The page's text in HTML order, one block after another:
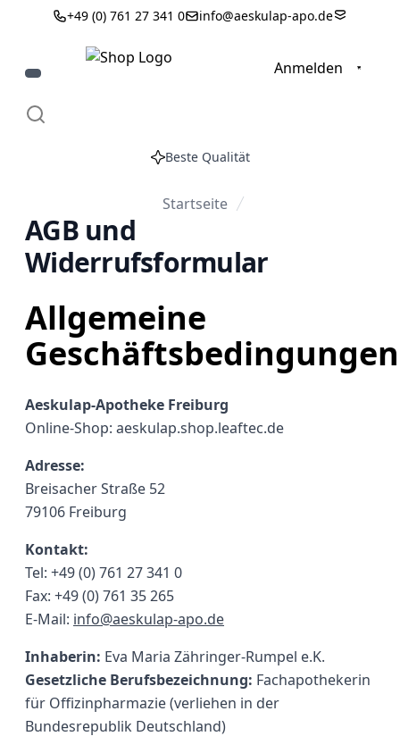
+49 (0) 761 27 341 0 info@aeskulap-apo.de
Anmelden
Beste Qualität
Startseite
AGB und
Widerrufsformular
Allgemeine
Geschäftsbedingungen
Aeskulap-Apotheke Freiburg
Online-Shop: aeskulap.shop.leaftec.de
Adresse:
Breisacher Straße 52
79106 Freiburg
Kontakt:
Tel: +49 (0) 761 27 341 0
Fax: +49 (0) 761 35 265
E-Mail: info@aeskulap-apo.de
Inhaberin: Eva Maria Zähringer-Rumpel e.K.
Gesetzliche Berufsbezeichnung: Fachapothekerin
für Offizinpharmazie (verliehen in der
Bundesrepublik Deutschland)